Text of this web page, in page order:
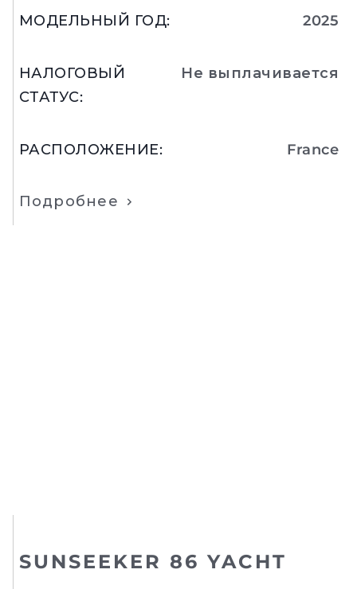
МОДЕЛЬНЫЙ ГОД: 2025
НАЛОГОВЫЙ
СТАТУС:
Не выплачивается
РАСПОЛОЖЕНИЕ: France
Подробнее
SUNSEEKER 86 YACHT